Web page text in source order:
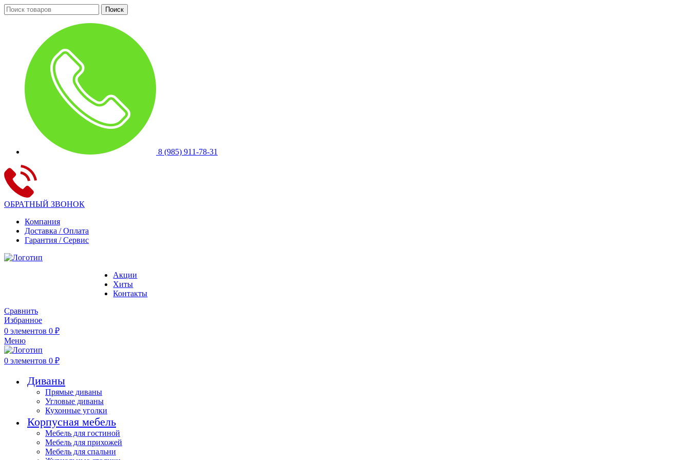
Поиск
8 (985) 911-78-31
ОБРАТНЫЙ ЗВОНОК
Компания
Доставка / Оплата
Гарантия / Сервис
Акции
Хиты
Контакты
Сравнить
Избранное
0 элементов 0 ₽
Меню
0 элементов 0 ₽
Диваны
Прямые диваны
Угловые диваны
Кухонные уголки
Корпусная мебель
Мебель для гостиной
Мебель для прихожей
Мебель для спальни